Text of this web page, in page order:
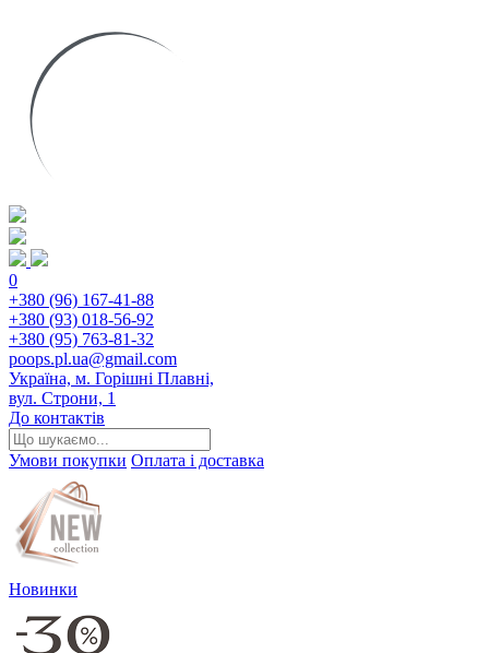
0
+380 (96) 167-41-88
+380 (93) 018-56-92
+380 (95) 763-81-32
poops.pl.ua@gmail.com
Україна, м. Горішні Плавні,
вул. Строни, 1
До контактів
Умови покупки Оплата і доставка
Новинки